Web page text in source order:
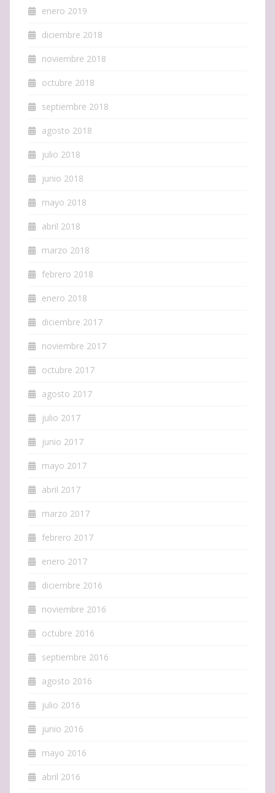
enero 2019
diciembre 2018
noviembre 2018
octubre 2018
septiembre 2018
agosto 2018
julio 2018
junio 2018
mayo 2018
abril 2018
marzo 2018
febrero 2018
enero 2018
diciembre 2017
noviembre 2017
octubre 2017
agosto 2017
julio 2017
junio 2017
mayo 2017
abril 2017
marzo 2017
febrero 2017
enero 2017
diciembre 2016
noviembre 2016
octubre 2016
septiembre 2016
agosto 2016
julio 2016
junio 2016
mayo 2016
abril 2016